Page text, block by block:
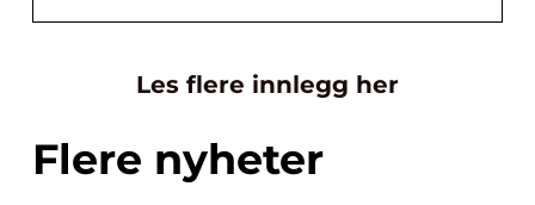
Les flere innlegg her
Flere nyheter